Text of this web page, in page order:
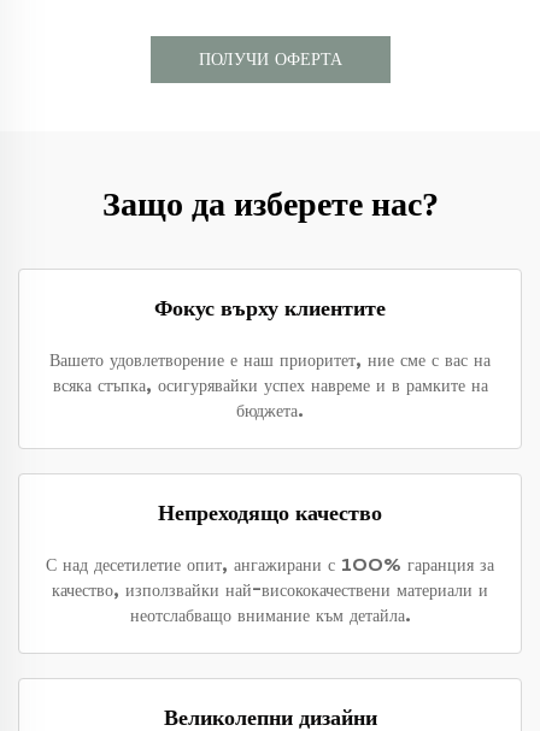
ПОЛУЧИ ОФЕРТА
Защо да изберете нас?
Фокус върху клиентите
Вашето удовлетворение е наш приоритет, ние сме с вас на
всяка стъпка, осигурявайки успех навреме и в рамките на
бюджета.
Непреходящо качество
С над десетилетие опит, ангажирани с 100% гаранция за
качество, използвайки най-висококачествени материали и
неотслабващо внимание към детайла.
Великолепни дизайни